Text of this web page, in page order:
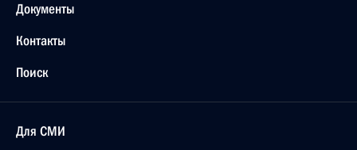
Документы
Контакты
Поиск
Для СМИ